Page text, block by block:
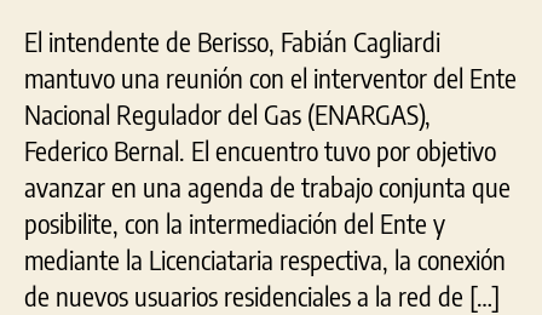
nuevos
usuarios
a
la
red
de
gas
natural
El intendente de Berisso, Fabián Cagliardi
mantuvo una reunión con el interventor del Ente
Nacional Regulador del Gas (ENARGAS),
Federico Bernal. El encuentro tuvo por objetivo
avanzar en una agenda de trabajo conjunta que
posibilite, con la intermediación del Ente y
mediante la Licenciataria respectiva, la conexión
de nuevos usuarios residenciales a la red de […]